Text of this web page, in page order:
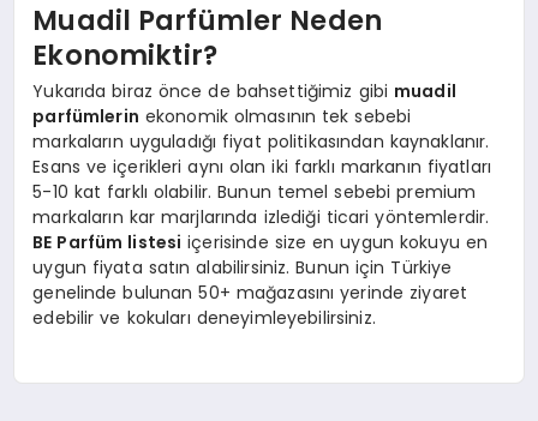
Muadil Parfümler Neden
Ekonomiktir?
Yukarıda biraz önce de bahsettiğimiz gibi muadil
parfümlerin ekonomik olmasının tek sebebi
markaların uyguladığı fiyat politikasından kaynaklanır.
Esans ve içerikleri aynı olan iki farklı markanın fiyatları
5-10 kat farklı olabilir. Bunun temel sebebi premium
markaların kar marjlarında izlediği ticari yöntemlerdir.
BE Parfüm listesi içerisinde size en uygun kokuyu en
uygun fiyata satın alabilirsiniz. Bunun için Türkiye
genelinde bulunan 50+ mağazasını yerinde ziyaret
edebilir ve kokuları deneyimleyebilirsiniz.